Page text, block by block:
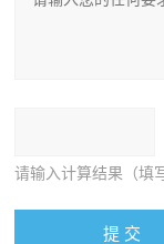
请输入计算结果（填